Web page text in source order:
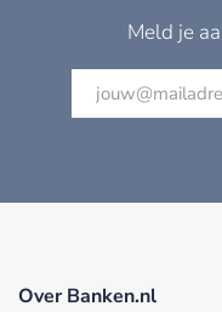
Meld je
Over Banken.nl